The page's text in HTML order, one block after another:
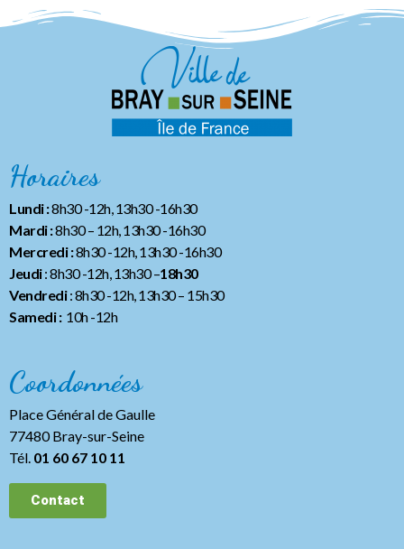
Horaires
Lundi :8h30 -12h, 13h30 -16h30
Mardi :8h30 – 12h, 13h30 -16h30
Mercredi :8h30 -12h, 13h30 -16h30
Jeudi: 8h30 -12h, 13h30 –18h30
Vendredi: 8h30 -12h, 13h30– 15h30
Samedi :10h -12h
Coordonnées
Place Général de Gaulle
77480 Bray-sur-Seine
Tél. 01 60 67 10 11
Contact